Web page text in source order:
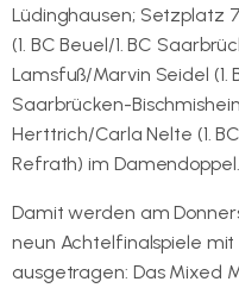
Lüdinghausen; Setzplatz
(1. BC Beuel/1. BC
Lamsfuß/Marvin Seidel (1.
Saarbrücken-
Herttrich/Carla Nelte (1.
Refrath) im Damendoppel.
Damit werden am
neun Achtelfinalspiele
ausgetragen: Das Mixed